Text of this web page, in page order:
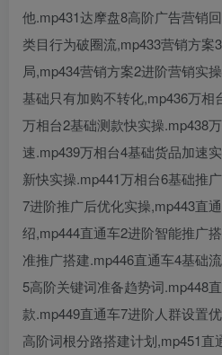
他.mp431达摩盘8高阶广告营销
类目行为破圈流,mp433营销方案
局,mp434营销方案2进阶营销实
基础只有加购不转化,mp436万相
万相台2基础测款快实操.mp438
速.mp439万相台4基础货品加速
新快实操.mp441万相台6基础推
7进阶推广后优化实操,mp443直
绍,mp444直通车2进阶智能推广
准推广搭建.mp446直通车4基础
5高阶关键词准备趋势词.mp448
款.mp449直通车7进阶人群设置
高阶词根分路搭建计划,mp451直